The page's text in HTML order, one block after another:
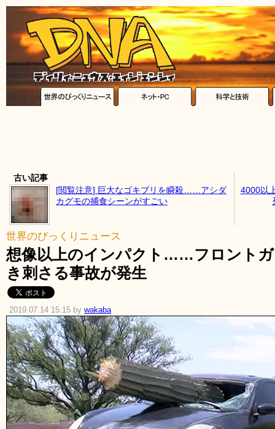
古い記事
[閲覧注意] 巨大なゴキブリを瞬殺……アシダ
カグモの捕食シーンがすごい
4000以
世界のびっくりニュース
想像以上のインパクト……フロント
き刺さる事故が発生
2019.07.14 15:15 by wakaba